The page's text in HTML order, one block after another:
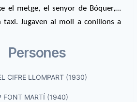
el metge, el senyor de Bóquer,…
taxi. Jugaven al moll a conillons a
Persones
CIFRE LLOMPART (1930)
FONT MARTÍ (1940)